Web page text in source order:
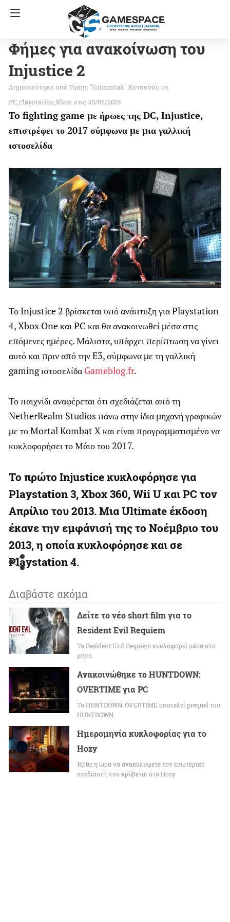
Φήμες για ανακοίνωση του
Injustice 2
Τάκης "Grimmtak" Κοτσανάς σε
PCPlaystationXbox στις 30/05/2016
To fighting game με ήρωες της DC, Injustice,
επιστρέφει το 2017 σύμφωνα με μια γαλλική
ιστοσελίδα
Το Injustice 2 βρίσκεται υπό ανάπτυξη για Playstation
4, Xbox One και PC και θα ανακοινωθεί μέσα στις
επόμενες ημέρες. Μάλιστα, υπάρχει περίπτωση να γίνει
αυτό και πριν από την E3, σύμφωνα με τη γαλλική
gaming ιστοσελίδα Gameblog.fr.
Το παιχνίδι αναφέρεται ότι σχεδιάζεται από τη
NetherRealm Studios πάνω στην ίδια μηχανή γραφικών
με το Mortal Kombat X και είναι προγραμματισμένο να
κυκλοφορήσει το Μάιο του 2017.
Το πρώτο Injustice κυκλοφόρησε για
Playstation 3, Xbox 360, Wii U και PC τον
Απρίλιο του 2013. Μια Ultimate έκδοση
έκανε την εμφάνισή της το Νοέμβριο του
2013, η οποία κυκλοφόρησε και σε
Playstation 4.
Διαβάστε ακόμα
Δείτε το νέο short film για το
Resident Evil Requiem
To Resident Evil Requiem κυκλοφορεί μέσα στο
μήνα
Ανακοινώθηκε το HUNTDOWN:
OVERTIME για PC
Το HUNTDOWN: OVERTIME αποτελεί prequel του
HUNTDOWN
Ημερομηνία κυκλοφορίας για το
Hozy
Ήρθε η ώρα να ανακαλύψετε τον εσωτερικό
σχεδιαστή που κρύβεται στο Hozy